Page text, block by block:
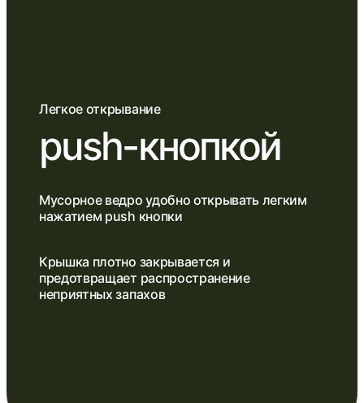
Легкое открывание
push-кнопкой
Мусорное ведро удобно открывать легким
нажатием push кнопки
Крышка плотно закрывается и
предотвращает распространение
неприятных запахов